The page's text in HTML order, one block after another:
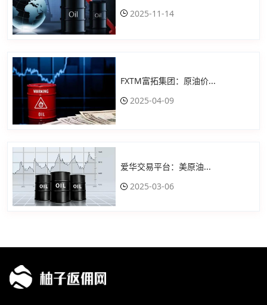
2025-11-14
FXTM富拓集团：原油价...
2025-04-09
爱华交易平台：美原油...
2025-03-06